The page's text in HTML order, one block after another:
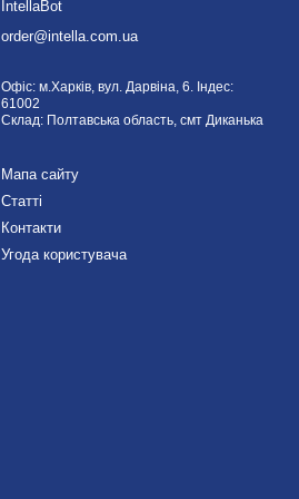
IntellaBot
order@intella.com.ua
Офіс: м.Харків, вул. Дарвіна, 6. Індес:
61002
Склад: Полтавська область, смт Диканька
Мапа сайту
Статті
Контакти
Угода користувача